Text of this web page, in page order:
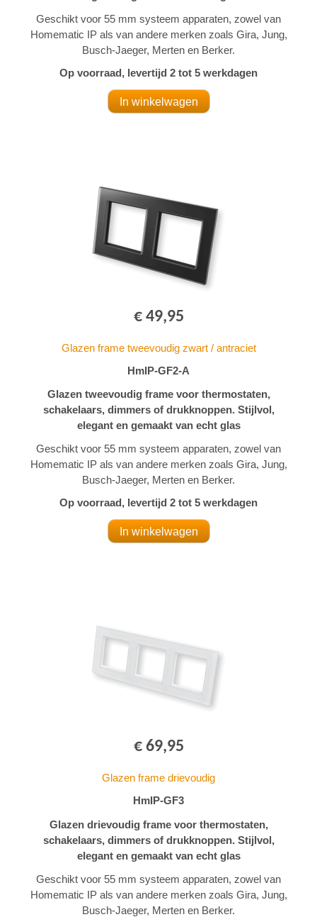
Geschikt voor 55 mm systeem apparaten, zowel van
Homematic IP als van andere merken zoals Gira, Jung,
Busch-Jaeger, Merten en Berker.
Op voorraad, levertijd 2 tot 5 werkdagen
€ 49,95
Glazen frame tweevoudig zwart / antraciet
HmIP-GF2-A
Glazen tweevoudig frame voor thermostaten,
schakelaars, dimmers of drukknoppen. Stijlvol,
elegant en gemaakt van echt glas
Geschikt voor 55 mm systeem apparaten, zowel van
Homematic IP als van andere merken zoals Gira, Jung,
Busch-Jaeger, Merten en Berker.
Op voorraad, levertijd 2 tot 5 werkdagen
€ 69,95
Glazen frame drievoudig
HmIP-GF3
Glazen drievoudig frame voor thermostaten,
schakelaars, dimmers of drukknoppen. Stijlvol,
elegant en gemaakt van echt glas
Geschikt voor 55 mm systeem apparaten, zowel van
Homematic IP als van andere merken zoals Gira, Jung,
Busch-Jaeger, Merten en Berker.